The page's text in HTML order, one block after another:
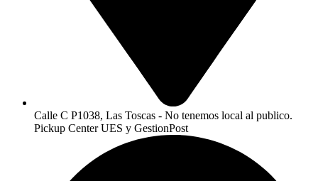
Calle C P1038, Las Toscas - No tenemos local al publico.
Pickup Center UES y GestionPost